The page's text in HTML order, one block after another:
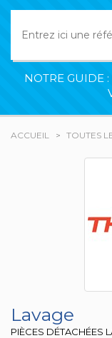
NOTRE GUIDE
ACCUEIL TOUTES
Lavage
PIÈCES DÉTACHÉES